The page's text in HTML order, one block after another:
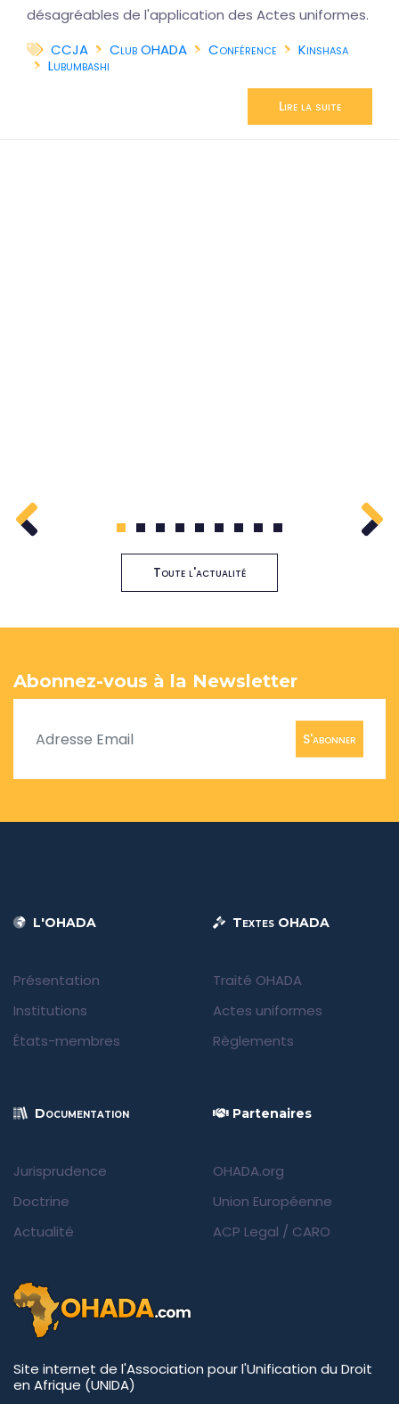
désagréables de l'application des Actes uniformes.
CCJA
Club OHADA Conférence
Kinshasa
Lubumbashi
Lire la suite
1 2 3 4 5 6 7 8 9
Toute l'actualité
Abonnez-vous à la Newsletter
S'abonner
L'OHADA
Présentation
Institutions
États-membres
Textes OHADA
Traité OHADA
Actes uniformes
Règlements
Documentation
Jurisprudence
Doctrine
Actualité
Partenaires
OHADA.org
Union Européenne
ACP Legal / CARO
Site internet de l'Association pour l'Unification du Droit
en Afrique (UNIDA)